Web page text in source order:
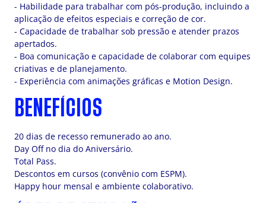
- Habilidade para trabalhar com pós-produção, incluindo a
aplicação de efeitos especiais e correção de cor.
- Capacidade de trabalhar sob pressão e atender prazos
apertados.
- Boa comunicação e capacidade de colaborar com equipes
criativas e de planejamento.
- Experiência com animações gráficas e Motion Design.
BENEFÍCIOS
20 dias de recesso remunerado ao ano.
Day Off no dia do Aniversário.
Total Pass.
Descontos em cursos (convênio com ESPM).
Happy hour mensal e ambiente colaborativo.